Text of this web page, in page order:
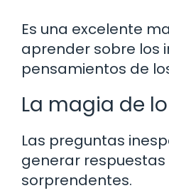
Es una excelente
aprender sobre los
pensamientos de
La magia de
Las preguntas
generar
sorprendentes.